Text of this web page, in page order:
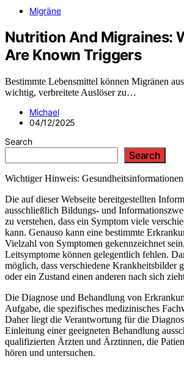
Migräne
Nutrition And Migraines:
Are Known Triggers
Bestimmte Lebensmittel können Migränen
wichtig, verbreitete Auslöser zu…
Michael
04/12/2025
Search
Search
Wichtiger Hinweis:
Die auf dieser Webseite bereitgestellten
ausschließlich Bildungs- und
zu verstehen, dass ein Symptom viele
kann. Genauso kann eine bestimmte
Vielzahl von Symptomen gekennzeichnet
Leitsymptome können gelegentlich fehlen.
möglich, dass verschiedene Krankheitsbilder
oder ein Zustand einen anderen nach sich
Die Diagnose und Behandlung von
Aufgabe, die spezifisches medizinisches
Daher liegt die Verantwortung für die
Einleitung einer geeigneten Behandlung
qualifizierten Ärzten und Ärztinnen, die
hören und untersuchen.